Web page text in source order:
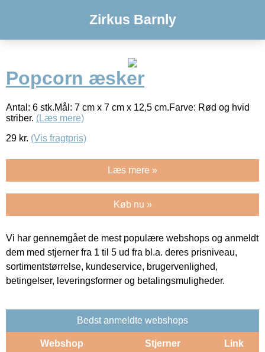
Zirkus Barnly
Popcorn æsker
Antal: 6 stk.Mål: 7 cm x 7 cm x 12,5 cm.Farve: Rød og hvid
striber. (Læs mere)
29 kr. (Vis fragtpris)
Læs mere »
Køb nu »
Vi har gennemgået de mest populære webshops og anmeldt
dem med stjerner fra 1 til 5 ud fra bl.a. deres prisniveau,
sortimentstørrelse, kundeservice, brugervenlighed,
betingelser, leveringsformer og betalingsmuligheder.
Bedst anmeldte webshops
Webshop Stjerner Link